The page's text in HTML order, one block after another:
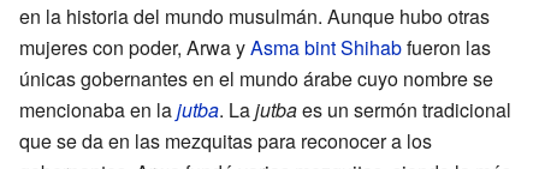
en la historia del mundo musulmán. Aunque hubo otras
mujeres con poder, Arwa yAsma bint Shihabfueron las
únicas gobernantes en el mundo árabe cuyo nombre se
mencionaba en lajutba. Lajutbaes un sermón tradicional
que se da en las mezquitas para reconocer a los